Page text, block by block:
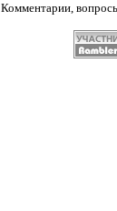
Комментарии,